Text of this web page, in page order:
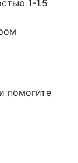
1-1.5
помогите